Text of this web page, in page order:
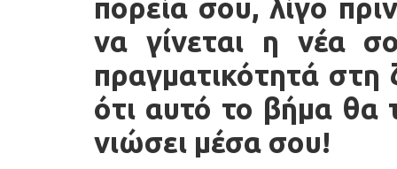
πορεία σου, λίγο
να γίνεται η νέα
πραγματικότητά στη
ότι αυτό το βήμα θα
νιώσει μέσα σου!